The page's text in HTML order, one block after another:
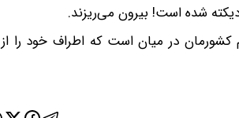
شده است! بیرون می‌ریزند.
کشورمان در میان است که اطراف خود را